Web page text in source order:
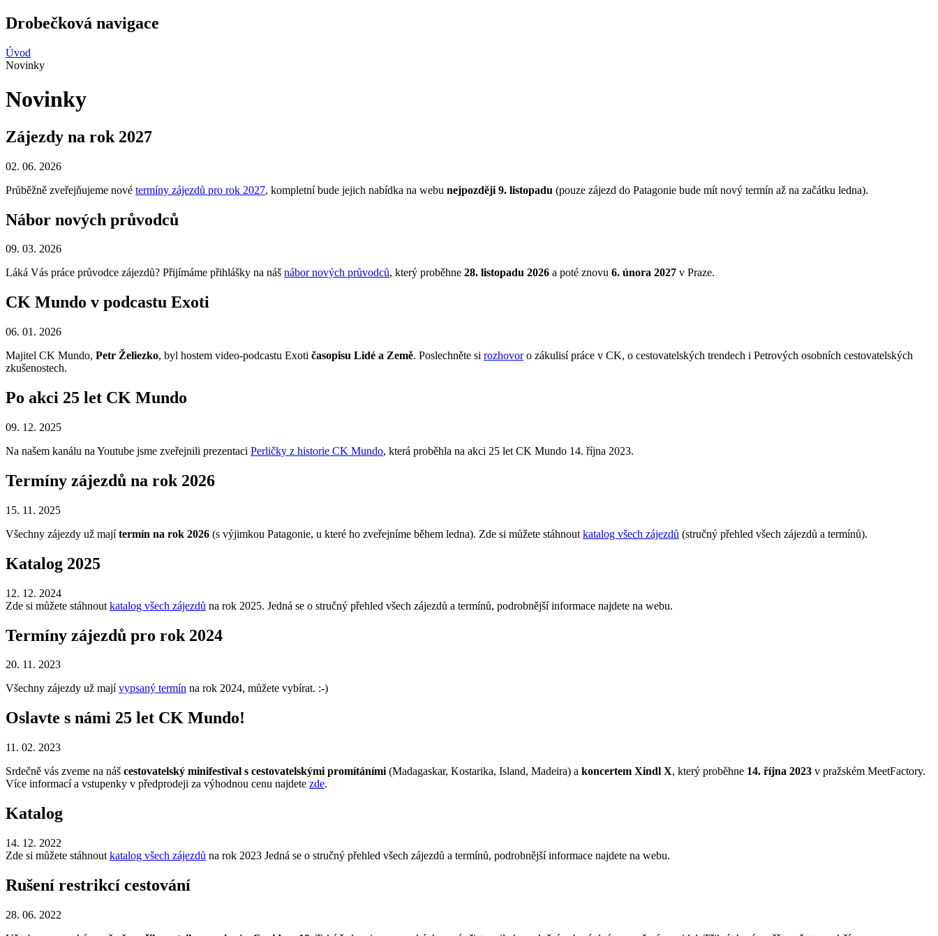
Drobečková navigace
Úvod
Novinky
Novinky
Zájezdy na rok 2027
02. 06. 2026
Průběžně zveřejňujeme nové termíny zájezdů pro rok 2027, kompletní bude jejich nabídka na webu nejpozději 9. listopadu (pouze zájezd do Patagonie bude mít nový termín až na začátku ledna).
Nábor nových průvodců
09. 03. 2026
Láká Vás práce průvodce zájezdů? Přijímáme přihlášky na náš nábor nových průvodců, který proběhne 28. listopadu 2026 a poté znovu 6. února 2027 v Praze.
CK Mundo v podcastu Exoti
06. 01. 2026
Majitel CK Mundo, Petr Želiezko, byl hostem video-podcastu Exoti časopisu Lidé a Země. Poslechněte si rozhovoro zákulisí práce v CK, o cestovatelských trendech i Petrových osobních cestovatelských
zkušenostech.
Po akci 25 let CK Mundo
09. 12. 2025
Na našem kanálu na Youtube jsme zveřejnili prezentaci Perličky z historie CK Mundo, která proběhla na akci 25 let CK Mundo 14. října 2023.
Termíny zájezdů na rok 2026
15. 11. 2025
Všechny zájezdy už majítermín na rok 2026 (s výjimkou Patagonie, u které ho zveřejníme během ledna). Zde si můžete stáhnout katalog všech zájezdů (stručný přehled všech zájezdů a termínů).
Katalog 2025
12. 12. 2024
Zde si můžete stáhnout katalog všech zájezdů na rok 2025. Jedná se o stručný přehled všech zájezdů a termínů, podrobnější informace najdete na webu.
Termíny zájezdů pro rok 2024
20. 11. 2023
Všechny zájezdy už mají vypsaný termín na rok 2024, můžete vybírat. :-)
Oslavte s námi 25 let CK Mundo!
11. 02. 2023
Srdečně vás zveme na náš cestovatelský minifestival s cestovatelskými promítáními (Madagaskar, Kostarika, Island, Madeira) a koncertem Xindl X, který proběhne 14. října 2023 v pražském MeetFactory.
Více informací a vstupenky v předprodeji za výhodnou cenu najdete zde.
Katalog
14. 12. 2022
Zde si můžete stáhnout katalog všech zájezdů na rok 2023 Jedná se o stručný přehled všech zájezdů a termínů, podrobnější informace najdete na webu.
Rušení restrikcí cestování
28. 06. 2022